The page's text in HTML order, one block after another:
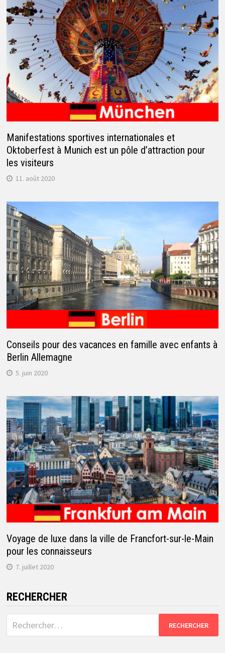
Manifestations sportives internationales et
Oktoberfest à Munich est un pôle d’attraction pour
les visiteurs
11. août 2020
Conseils pour des vacances en famille avec enfants à
Berlin Allemagne
5. juin 2020
Voyage de luxe dans la ville de Francfort-sur-le-Main
pour les connaisseurs
7. juillet 2020
RECHERCHER
Rechercher :